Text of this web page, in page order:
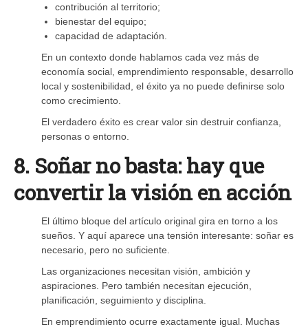
contribución al territorio;
bienestar del equipo;
capacidad de adaptación.
En un contexto donde hablamos cada vez más de
economía social, emprendimiento responsable, desarrollo
local y sostenibilidad, el éxito ya no puede definirse solo
como crecimiento.
El verdadero éxito es crear valor sin destruir confianza,
personas o entorno.
8. Soñar no basta: hay que
convertir la visión en acción
El último bloque del artículo original gira en torno a los
sueños. Y aquí aparece una tensión interesante: soñar es
necesario, pero no suficiente.
Las organizaciones necesitan visión, ambición y
aspiraciones. Pero también necesitan ejecución,
planificación, seguimiento y disciplina.
En emprendimiento ocurre exactamente igual. Muchas